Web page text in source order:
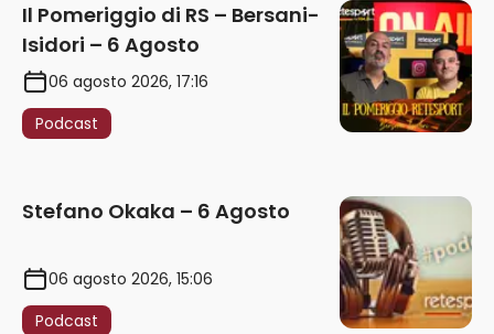
Il Pomeriggio di RS – Bersani-
Isidori – 6 Agosto
06 agosto 2026, 17:16
Podcast
Stefano Okaka – 6 Agosto
06 agosto 2026, 15:06
Podcast